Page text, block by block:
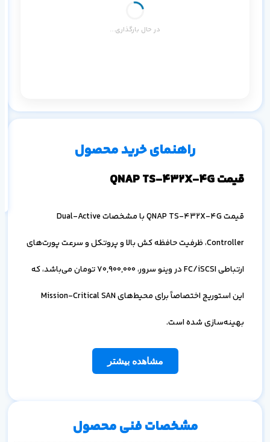
در حال بارگذاری...
۳ ماه ۶ ماه ۱ سال
راهنمای خرید محصول
قیمت QNAP TS-432X-4G
قیمت QNAP TS-432X-4G با مشخصات Dual-Active
Controller، ظرفیت حافظه کش بالا و پروتکل و سرعت پورت‌های
ارتباطی FC/iSCSI در وینو سرور،
70,900,000تومان می‌باشد، که
این استوریج اختصاصاً برای محیط‌های Mission-Critical SAN
بهینه‌سازی شده است.
مشاهده بیشتر
مشخصات فنی محصول